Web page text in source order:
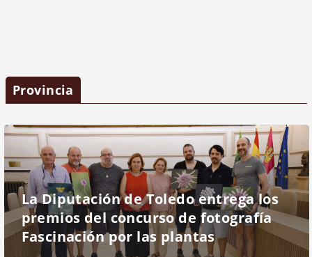
Provincia
La Diputación de Toledo entrega los
premios del concurso de fotografía
Fascinación por las plantas